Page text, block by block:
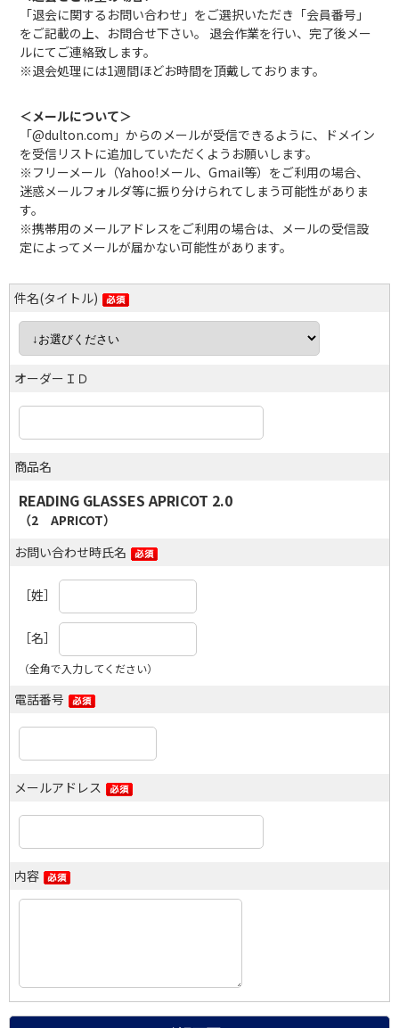
「退会に関するお問い合わせ」をご選択いただき「会員番号」
をご記載の上、お問合せ下さい。 退会作業を行い、完了後メー
ルにてご連絡致します。
※退会処理には1週間ほどお時間を頂戴しております。
＜メールについて＞
「@dulton.com」からのメールが受信できるように、ドメイン
を受信リストに追加していただくようお願いします。
※フリーメール（Yahoo!メール、Gmail等）をご利用の場合、
迷惑メールフォルダ等に振り分けられてしまう可能性がありま
す。
※携帯用のメールアドレスをご利用の場合は、メールの受信設
定によってメールが届かない可能性があります。
件名(タイトル)
オーダーＩＤ
商品名
READING GLASSES APRICOT 2.0
（2 APRICOT）
お問い合わせ時氏名
［姓］
［名］
（全角で入力してください）
電話番号
メールアドレス
内容